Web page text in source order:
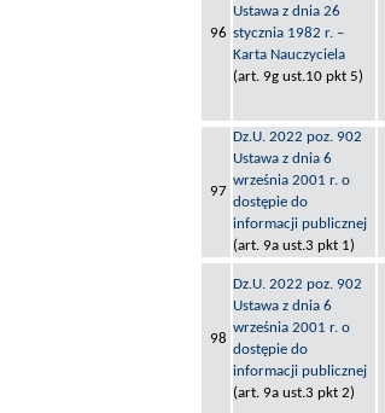
96
Ustawa z dnia 26
stycznia 1982 r. –
Karta Nauczyciela
(art. 9g ust.10 pkt 5)
97
Dz.U. 2022 poz. 902
Ustawa z dnia 6
września 2001 r. o
dostępie do
informacji publicznej
(art. 9a ust.3 pkt 1)
98
Dz.U. 2022 poz. 902
Ustawa z dnia 6
września 2001 r. o
dostępie do
informacji publicznej
(art. 9a ust.3 pkt 2)